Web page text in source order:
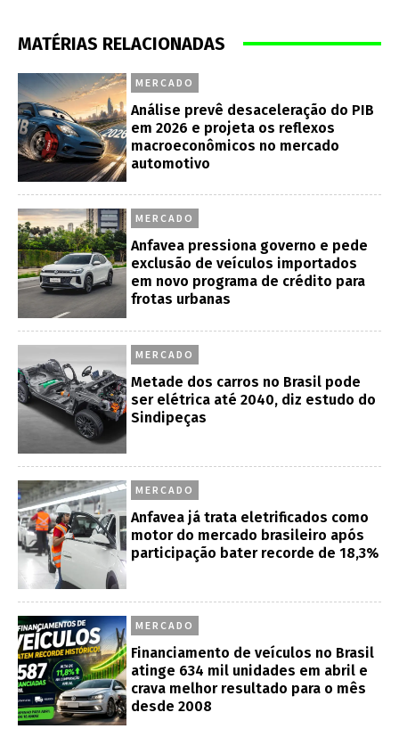
MATÉRIAS RELACIONADAS
MERCADO
Análise prevê desaceleração do PIB
em 2026 e projeta os reflexos
macroeconômicos no mercado
automotivo
MERCADO
Anfavea pressiona governo e pede
exclusão de veículos importados
em novo programa de crédito para
frotas urbanas
MERCADO
Metade dos carros no Brasil pode
ser elétrica até 2040, diz estudo do
Sindipeças
MERCADO
Anfavea já trata eletrificados como
motor do mercado brasileiro após
participação bater recorde de 18,3%
MERCADO
Financiamento de veículos no Brasil
atinge 634 mil unidades em abril e
crava melhor resultado para o mês
desde 2008